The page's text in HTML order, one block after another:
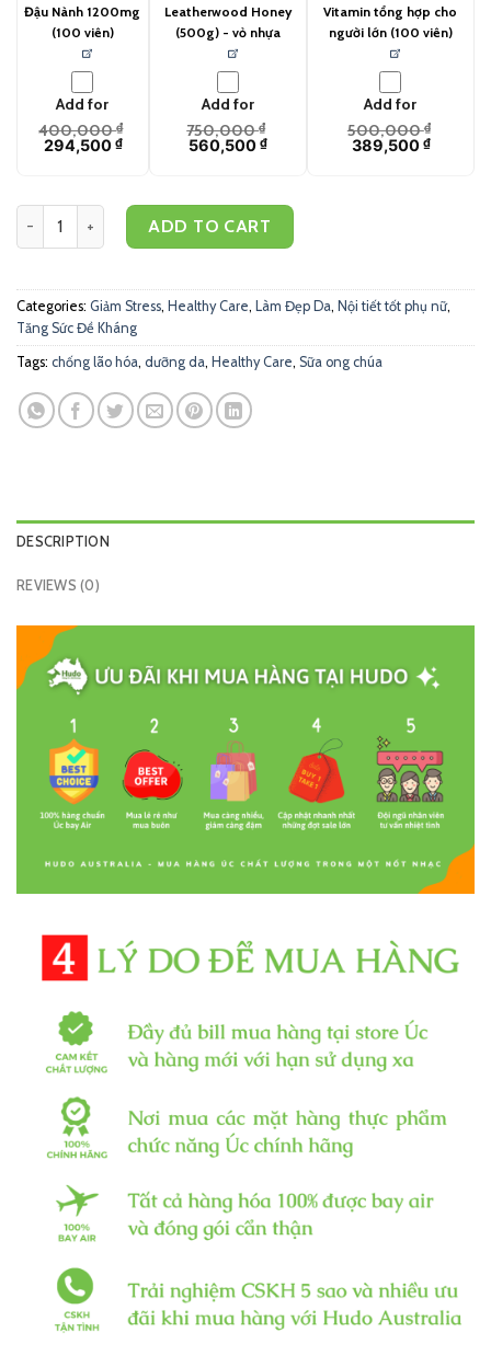
Đậu Nành 1200mg
(100 viên)
Add for
400,000₫
294,500₫
Leatherwood Honey
(500g) - vỏ nhựa
Add for
750,000₫
560,500₫
Vitamin tổng hợp cho
người lớn (100 viên)
Add for
500,000₫
389,500 ₫
Healthy Care Viên sữa ong chúa (365 viên) quantity
ADD TO CART
Categories: Giảm Stress, Healthy Care, Làm Đẹp Da, Nội tiết tốt phụ nữ,
Tăng Sức Đề Kháng
Tags: chống lão hóa, dưỡng da, Healthy Care, Sữa ong chúa
DESCRIPTION
REVIEWS (0)